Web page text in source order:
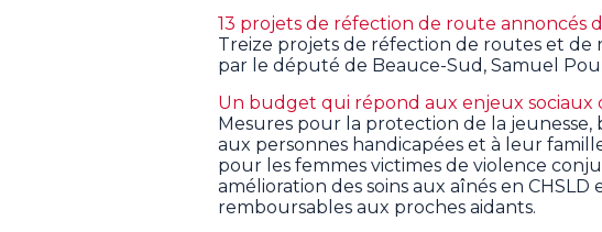
13 projets de réfection de route annoncés
Treize projets de réfection de routes et
par le député de Beauce-Sud, Samuel
Un budget qui répond aux enjeux sociaux
Mesures pour la protection de la jeunesse,
aux personnes handicapées et à leur
pour les femmes victimes de violence
amélioration des soins aux aînés en CHSLD
remboursables aux proches aidants.